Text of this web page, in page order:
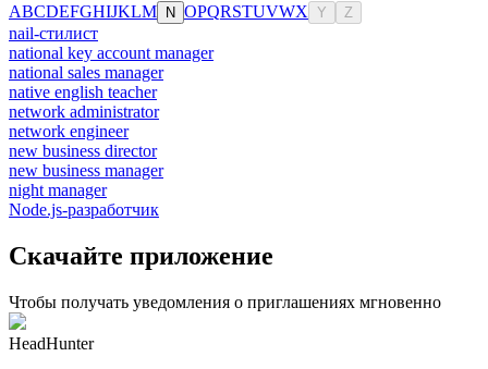
ABCDEFGHIJKLM N OPQRSTUVWX Y Z
nail-стилист
national key account manager
national sales manager
native english teacher
network administrator
network engineer
new business director
new business manager
night manager
Node.js-разработчик
Скачайте приложение
Чтобы получать уведомления о приглашениях мгновенно
HeadHunter